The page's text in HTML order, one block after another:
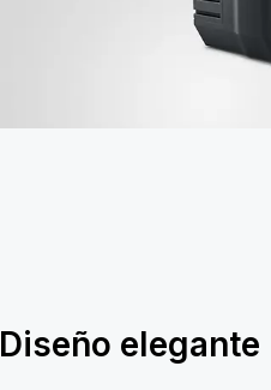
Diseño elegante